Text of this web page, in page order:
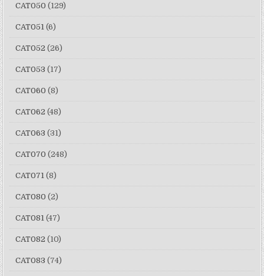
CAT050 (129)
CAT051 (6)
CAT052 (26)
CAT053 (17)
CAT060 (8)
CAT062 (48)
CAT063 (31)
CAT070 (248)
CAT071 (8)
CAT080 (2)
CAT081 (47)
CAT082 (10)
CAT083 (74)